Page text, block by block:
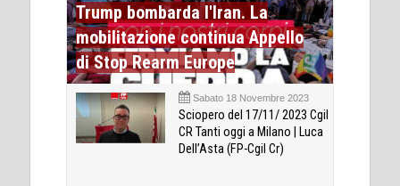
Trump bombarda l'Iran. La
mobilitazione continua Appello
di Stop Rearm Europe
Sabato 18 Novembre 2023
Sciopero del 17/11/ 2023 Cgil
CR Tanti oggi a Milano | Luca
Dell’Asta (FP-Cgil Cr)